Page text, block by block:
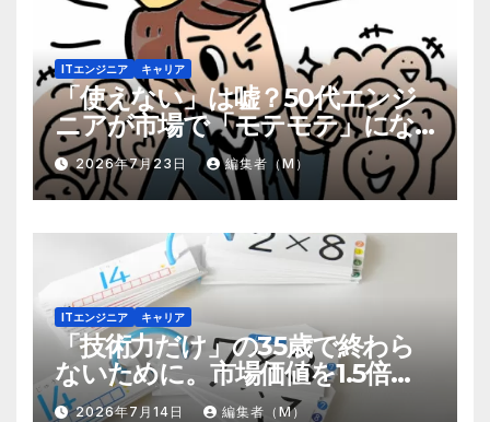
ITエンジニア キャリア
「使えない」は嘘？50代エンジ
ニアが市場で「モテモテ」にな
るための8個の強み
2026年7月23日 編集者（M）
ITエンジニア キャリア
「技術力だけ」の35歳で終わら
ないために。市場価値を1.5倍に
する『プラスα』の掛け算
2026年7月14日 編集者（M）